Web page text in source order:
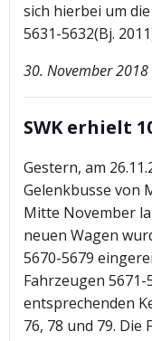
sich hierbei um
5631-5632(Bj.
30. November 2018
SWK erhielt
Gestern, am
Gelenkbusse von
Mitte November
neuen Wagen
5670-5679
Fahrzeugen 5671-
entsprechenden
76, 78 und 79. Die